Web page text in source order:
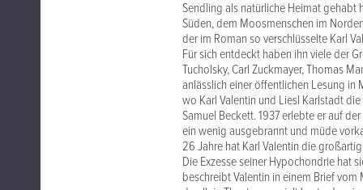
Sendling als natürliche Heimat gehabt
Süden, dem Moosmenschen im
der im Roman so verschlüsselte Karl
Für sich entdeckt haben ihn viele der
Tucholsky, Carl Zuckmayer, Thomas
anlässlich einer öffentlichen Lesung in
wo Karl Valentin und Liesl Karlstadt
Samuel Beckett. 1937 erlebte er auf
ein wenig ausgebrannt und müde
26 Jahre hat Karl Valentin die
Die Exzesse seiner Hypochondrie hat
beschreibt Valentin in einem Brief vom